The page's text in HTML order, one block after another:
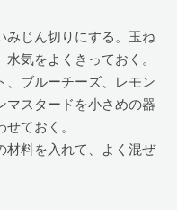
みじん切りにする。玉ね
気をよくきっておく。
、ブルーチーズ、レモン
マスタードを小さめの器
ておく。
材料を入れて、よく混ぜ